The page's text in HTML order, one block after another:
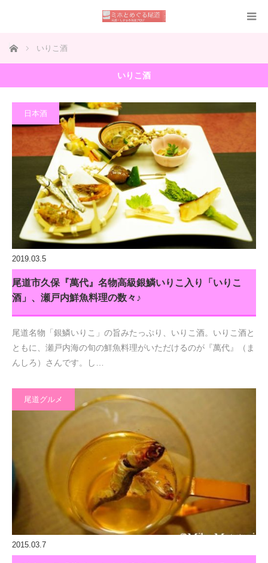
ホーム いりこ酒
いりこ酒
日本酒
2019.03.5
尾道市久保『萬代』名物高級銀鱗いりこ入り「いりこ
酒」、瀬戸内鮮魚料理の数々♪
尾道名物「銀鱗いりこ」の旨みたっぷり、いりこ酒。いりこ酒と
ともに、瀬戸内海の旬の鮮魚料理がいただけるのが『萬代』（ま
んしろ）さんです。し…
尾道グルメ
2015.03.7